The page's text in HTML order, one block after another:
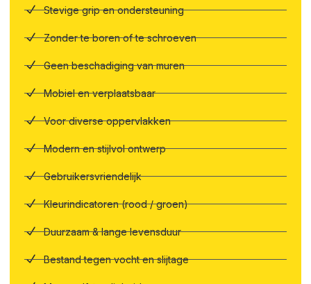
Stevige grip en ondersteuning
Zonder te boren of te schroeven
Geen beschadiging van muren
Mobiel en verplaatsbaar
Voor diverse oppervlakken
Modern en stijlvol ontwerp
Gebruikersvriendelijk
Kleurindicatoren (rood / groen)
Duurzaam & lange levensduur
Bestand tegen vocht en slijtage